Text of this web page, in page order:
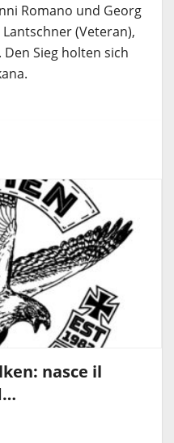
Romano und Georg
(Veteran),
Sieg holten sich
nasce il